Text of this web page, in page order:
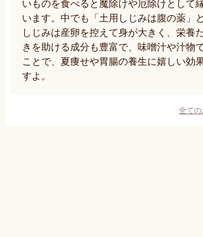
いものを食べると魔除けや厄除けとして
います。中でも「土用しじみは腹の薬」
しじみは産卵を控えて身が大きく、栄養
きを助ける成分も豊富で、味噌汁や汁物
ことで、夏痩せや胃腸の養生に嬉しい効
すよ。
全ての